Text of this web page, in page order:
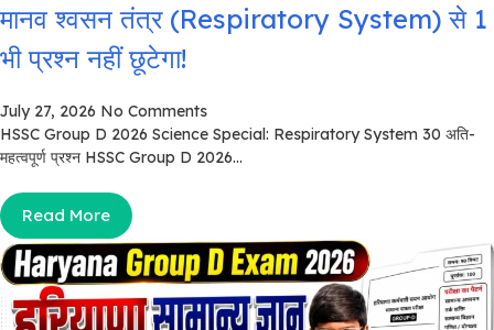
मानव श्वसन तंत्र (Respiratory System) से 1
भी प्रश्न नहीं छूटेगा!
July 27, 2026 No Comments
HSSC Group D 2026 Science Special: Respiratory System 30 अति-
महत्वपूर्ण प्रश्न HSSC Group D 2026...
Read More